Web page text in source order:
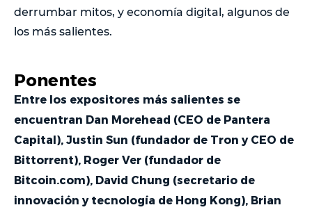
derrumbar mitos, y economía digital, algunos de
los más salientes.
Ponentes
Entre los expositores más salientes se
encuentran Dan Morehead (CEO de Pantera
Capital), Justin Sun (fundador de Tron y CEO de
Bittorrent), Roger Ver (fundador de
Bitcoin.com), David Chung (secretario de
innovación y tecnología de Hong Kong), Brian